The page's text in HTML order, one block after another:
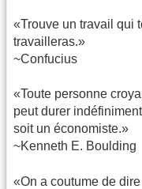
«Trouve un travail qui
travailleras.»
~Confucius
«Toute personne
peut durer
soit un économiste.»
~Kenneth E. Boulding
«On a coutume de